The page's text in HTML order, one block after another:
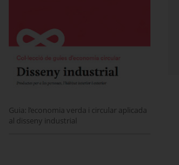
Guia: l’economia verda i circular aplicada
al disseny industrial